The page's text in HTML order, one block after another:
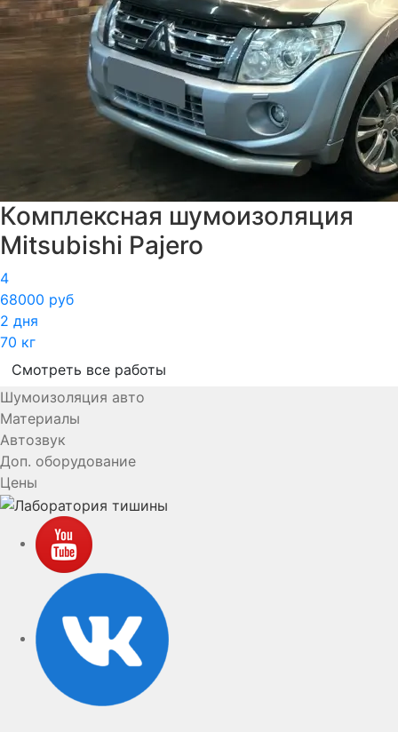
Комплексная шумоизоляция
Mitsubishi Pajero
4
68000 руб
2 дня
70 кг
Смотреть все работы
Шумоизоляция авто
Материалы
Автозвук
Доп. оборудование
Цены